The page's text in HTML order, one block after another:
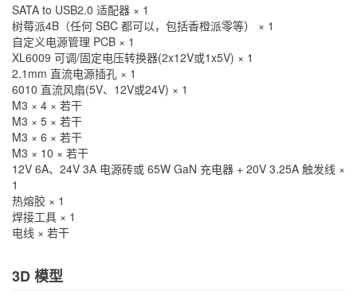
SATA to USB2.0 适配器 × 1
树莓派4B（任何 SBC 都可以，包括香橙派零等） × 1
自定义电源管理 PCB × 1
XL6009 可调/固定电压转换器(2x12V或1x5V) × 1
2.1mm 直流电源插孔 × 1
6010 直流风扇(5V、12V或24V) × 1
M3 × 4 × 若干
M3 × 5 × 若干
M3 × 6 × 若干
M3 × 10 × 若干
12V 6A、24V 3A 电源砖或 65W GaN 充电器 + 20V 3.25A 触发线 ×
1
热熔胶 × 1
焊接工具 × 1
电线 × 若干
3D 模型